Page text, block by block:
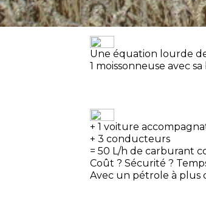
Une équation lourde
1 moissonneuse avec
+ 1 voiture
+ 3 conducteurs
= 50 L/h de carburant
Coût ? Sécurité ?
Avec un pétrole à plus